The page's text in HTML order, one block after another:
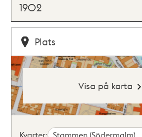
1902
Plats
Visa på karta
Kvarter: Stammen (Södermalm)